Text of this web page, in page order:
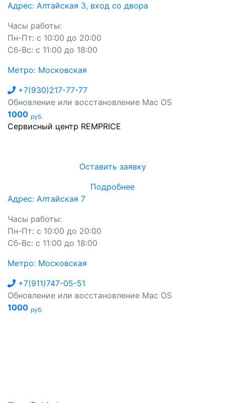
Адрес: Алтайская 3, вход со двора
Часы работы:
Пн-Пт: с 10:00 до 20:00
Сб-Вс: с 11:00 до 18:00
Метро: Московская
+7(930)217-77-77
Обновление или восстановление Mac OS
1000 руб.
Сервисный центр REMPRICE
Оставить заявку
Подробнее
Адрес: Алтайская 7
Часы работы:
Пн-Пт: с 10:00 до 20:00
Сб-Вс: с 11:00 до 18:00
Метро: Московская
+7(911)747-05-51
Обновление или восстановление Mac OS
1000 руб.